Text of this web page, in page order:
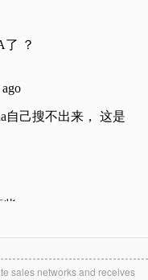
sales networks and receives